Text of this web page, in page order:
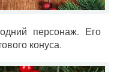
персонаж. Его
конуса.